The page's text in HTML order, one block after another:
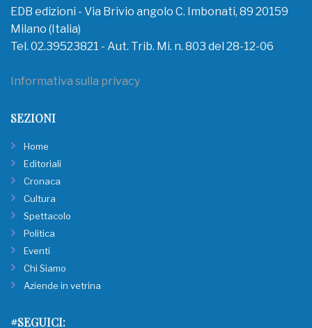
EDB edizioni - Via Brivio angolo C. Imbonati, 89 20159
Milano (Italia)
Tel. 02.39523821 - Aut. Trib. Mi. n. 803 del 28-12-06
Informativa sulla privacy
SEZIONI
Home
Editoriali
Cronaca
Cultura
Spettacolo
Politica
Eventi
Chi Siamo
Aziende in vetrina
#SEGUICI: